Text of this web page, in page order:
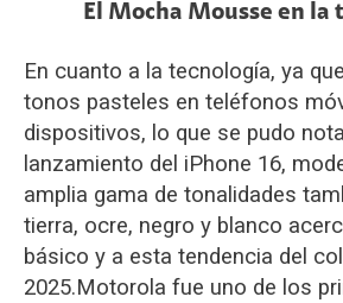
El Mocha Mousse en la
En cuanto a la tecnología, ya
tonos pasteles en teléfonos
dispositivos, lo que se pudo
lanzamiento del iPhone 16,
amplia gama de tonalidades
tierra, ocre, negro y blanco
básico y a esta tendencia del
2025.Motorola fue uno de los